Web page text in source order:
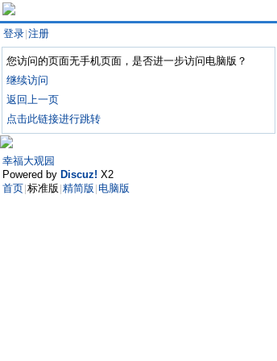
登录 注册
您访问的页面无手机页面，是否进一步访问电脑版？
继续访问
返回上一页
点击此链接进行跳转
幸福大观园
Powered by Discuz! X2
首页 标准版 精简版 电脑版